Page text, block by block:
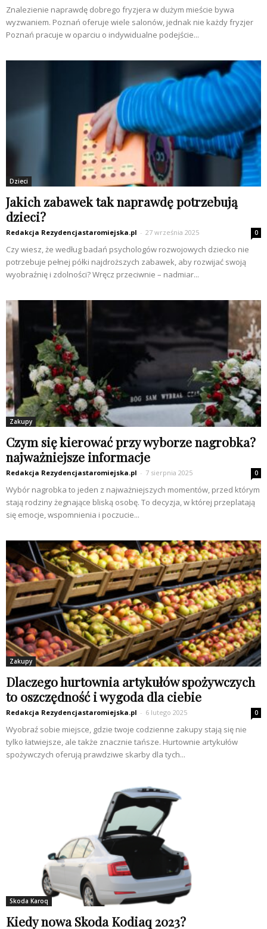
Znalezienie naprawdę dobrego fryzjera w dużym mieście bywa
wyzwaniem. Poznań oferuje wiele salonów, jednak nie każdy fryzjer
Poznań pracuje w oparciu o indywidualne podejście...
Dzieci
Jakich zabawek tak naprawdę potrzebują
dzieci?
Redakcja Rezydencjastaromiejska.pl - 27 września 2025 0
Czy wiesz, że według badań psychologów rozwojowych dziecko nie
potrzebuje pełnej półki najdroższych zabawek, aby rozwijać swoją
wyobraźnię i zdolności? Wręcz przeciwnie – nadmiar...
Zakupy
Czym się kierować przy wyborze nagrobka?
najważniejsze informacje
Redakcja Rezydencjastaromiejska.pl - 7 sierpnia 2025 0
Wybór nagrobka to jeden z najważniejszych momentów, przed którym
stają rodziny żegnające bliską osobę. To decyzja, w której przeplatają
się emocje, wspomnienia i poczucie...
Zakupy
Dlaczego hurtownia artykułów spożywczych
to oszczędność i wygoda dla ciebie
Redakcja Rezydencjastaromiejska.pl - 6 lutego 2025 0
Wyobraź sobie miejsce, gdzie twoje codzienne zakupy stają się nie
tylko łatwiejsze, ale także znacznie tańsze. Hurtownie artykułów
spożywczych oferują prawdziwe skarby dla tych...
Skoda Karoq
Kiedy nowa Skoda Kodiaq 2023?